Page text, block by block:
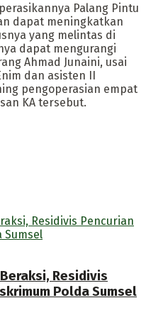
Palang Pintu
dapat meningkatkan
yang melintas di
dapat mengurangi
Ahmad Junaini, usai
dan asisten II
pengoperasian empat
KA tersebut.
Residivis
Polda Sumsel